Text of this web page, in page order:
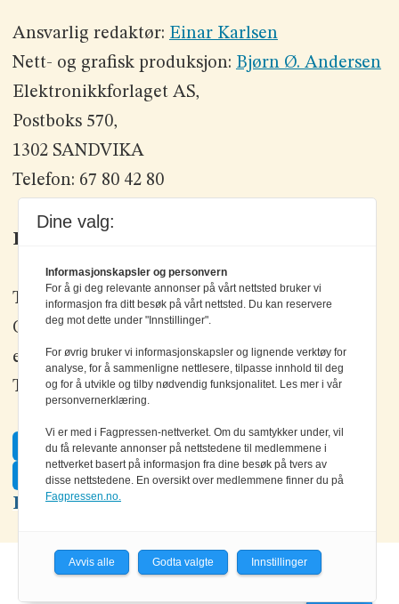
Ansvarlig redaktør: Einar Karlsen
Nett- og grafisk produksjon: Bjørn Ø. Andersen
Elektronikkforlaget AS,
Postboks 570,
1302 SANDVIKA
Telefon: 67 80 42 80
Kontakt oss
Tlf: +47 67 80 42 80
Olav Brunborgs vei 6, 1396 Billingstad
epost: elektronikk@elektronikkforlaget.no
Tips oss:tips@elektronikkforlaget.no
Facebook
Twitter
LinkedIn
Dine valg:
Informasjonskapsler og personvern
For å gi deg relevante annonser på vårt nettsted bruker vi
informasjon fra ditt besøk på vårt nettsted. Du kan reservere
deg mot dette under "Innstillinger".
For øvrig bruker vi informasjonskapsler og lignende verktøy for
analyse, for å sammenligne nettlesere, tilpasse innhold til deg
og for å utvikle og tilby nødvendig funksjonalitet. Les mer i vår
personvernerklæring.
Vi er med i Fagpressen-nettverket. Om du samtykker under, vil
du få relevante annonser på nettstedene til medlemmene i
nettverket basert på informasjon fra dine besøk på tvers av
disse nettstedene. En oversikt over medlemmene finner du på
Fagpressen.no.
Avvis alle Godta valgte Innstillinger